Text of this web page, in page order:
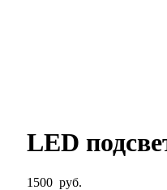
LED
1500 руб.